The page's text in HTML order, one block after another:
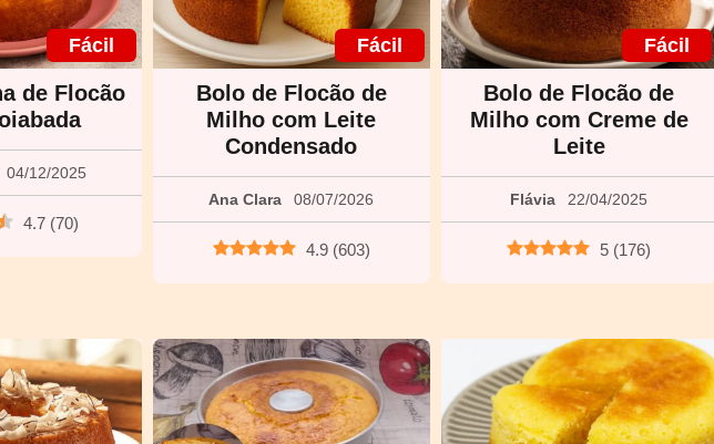
Fácil
de Flocão
04/12/2025
4.7 (70)
Fácil
Bolo de Flocão de
Milho com Leite
Condensado
Ana Clara 08/07/2026
4.9 (603)
Fácil
Bolo de Flocão de
Milho com Creme de
Leite
Flávia 22/04/2025
5 (176)